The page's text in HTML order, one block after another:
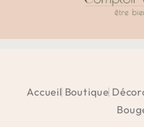
Accueil Boutique